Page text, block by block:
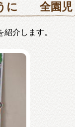
うに 全園児
介します。